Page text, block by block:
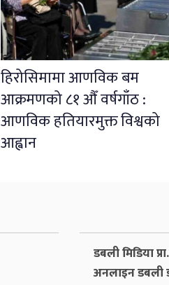
हिरोसिमामा आणविक बम
आक्रमणको ८१ औँ वर्षगाँठ :
आणविक हतियारमुक्त विश्वको
आह्वान
डबली मिडिया
अनलाइन डबली